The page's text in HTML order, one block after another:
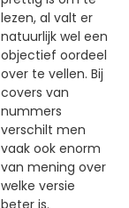
lezen, al valt er
natuurlijk wel een
objectief oordeel
over te vellen. Bij
covers van
nummers
verschilt men
vaak ook enorm
van mening over
welke versie